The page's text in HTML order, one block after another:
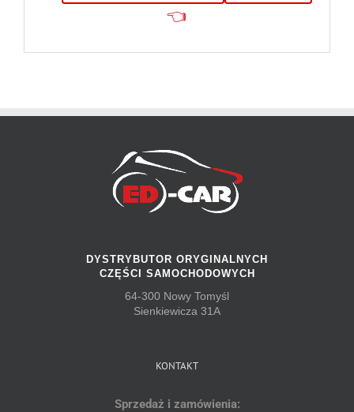
👈
DYSTRYBUTOR ORYGINALNYCH
CZĘŚCI SAMOCHODOWYCH
64-300 Nowy Tomyśl
Sienkiewicza 31A
KONTAKT
Sprzedaż i zamówienia: